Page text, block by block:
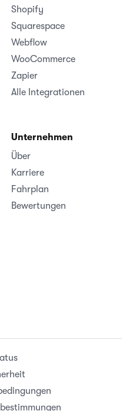
Shopify
Squarespace
Webflow
WooCommerce
Zapier
Alle Integrationen
Unternehmen
Über
Karriere
Fahrplan
Bewertungen